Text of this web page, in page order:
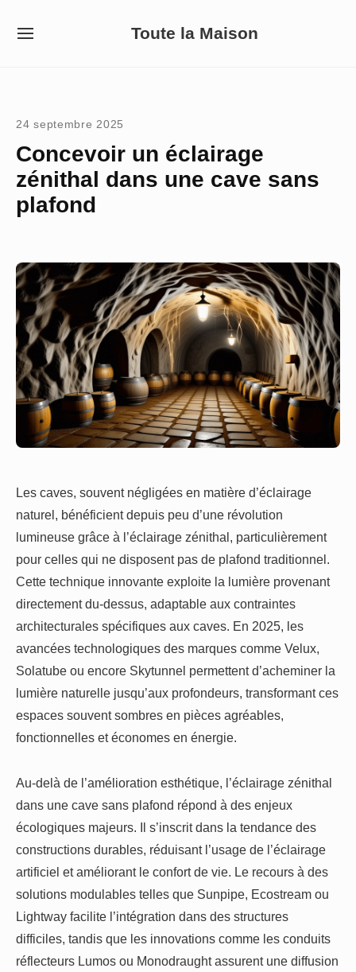
Toute la Maison
SITE
24 septembre 2025
Concevoir un éclairage
zénithal dans une cave sans
plafond
Les caves, souvent négligées en matière d’éclairage
naturel, bénéficient depuis peu d’une révolution
lumineuse grâce à l’éclairage zénithal, particulièrement
pour celles qui ne disposent pas de plafond traditionnel.
Cette technique innovante exploite la lumière provenant
directement du-dessus, adaptable aux contraintes
architecturales spécifiques aux caves. En 2025, les
avancées technologiques des marques comme Velux,
Solatube ou encore Skytunnel permettent d’acheminer la
lumière naturelle jusqu’aux profondeurs, transformant ces
espaces souvent sombres en pièces agréables,
fonctionnelles et économes en énergie.
Au-delà de l’amélioration esthétique, l’éclairage zénithal
dans une cave sans plafond répond à des enjeux
écologiques majeurs. Il s’inscrit dans la tendance des
constructions durables, réduisant l’usage de l’éclairage
artificiel et améliorant le confort de vie. Le recours à des
solutions modulables telles que Sunpipe, Ecostream ou
Lightway facilite l’intégration dans des structures
difficiles, tandis que les innovations comme les conduits
réflecteurs Lumos ou Monodraught assurent une diffusion